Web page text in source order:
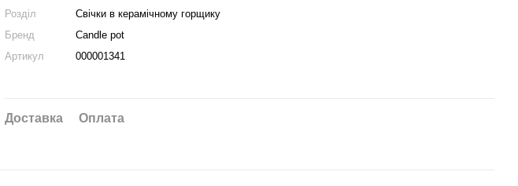
Розділ
Свічки в керамічному горщику
Бренд
Candle pot
Артикул
000001341
Доставка Оплата